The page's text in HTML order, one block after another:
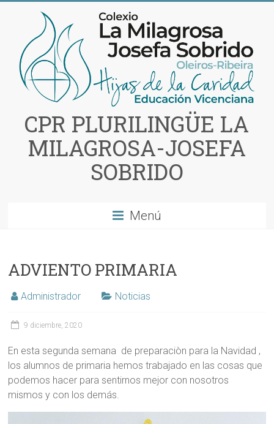
contenido
CPR PLURILINGÜE LA
MILAGROSA-JOSEFA
SOBRIDO
Menú
ADVIENTO PRIMARIA
Administrador Noticias
9 diciembre, 2020
En esta segunda semana de preparaciòn para la Navidad ,
los alumnos de primaria hemos trabajado en las cosas que
podemos hacer para sentirnos mejor con nosotros
mismos y con los demás.